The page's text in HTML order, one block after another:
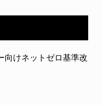
向けネットゼロ基準改